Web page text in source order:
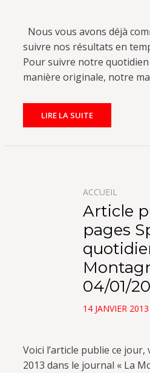
Nous vous avons déjà
suivre nos résultats en
Pour suivre notre quotidien
manière originale, notre
LIRE LA SUITE
ACCUEIL
Article
pages
04/01/
POSTED
14 JANVIER 2013
Voici l’article publie ce
2013 dans le journal « La